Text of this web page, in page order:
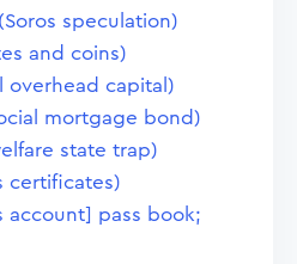
speculation)
and coins)
overhead capital)
mortgage bond)
state trap)
certificates)
account] pass book;